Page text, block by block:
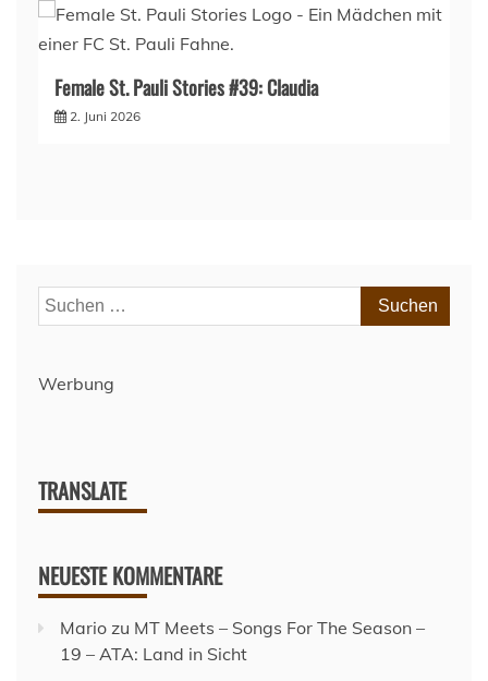
Female St. Pauli Stories #39: Claudia
2. Juni 2026
Suchen
nach:
Werbung
TRANSLATE
NEUESTE KOMMENTARE
Mario zu MT Meets – Songs For The Season –
19 – ATA: Land in Sicht